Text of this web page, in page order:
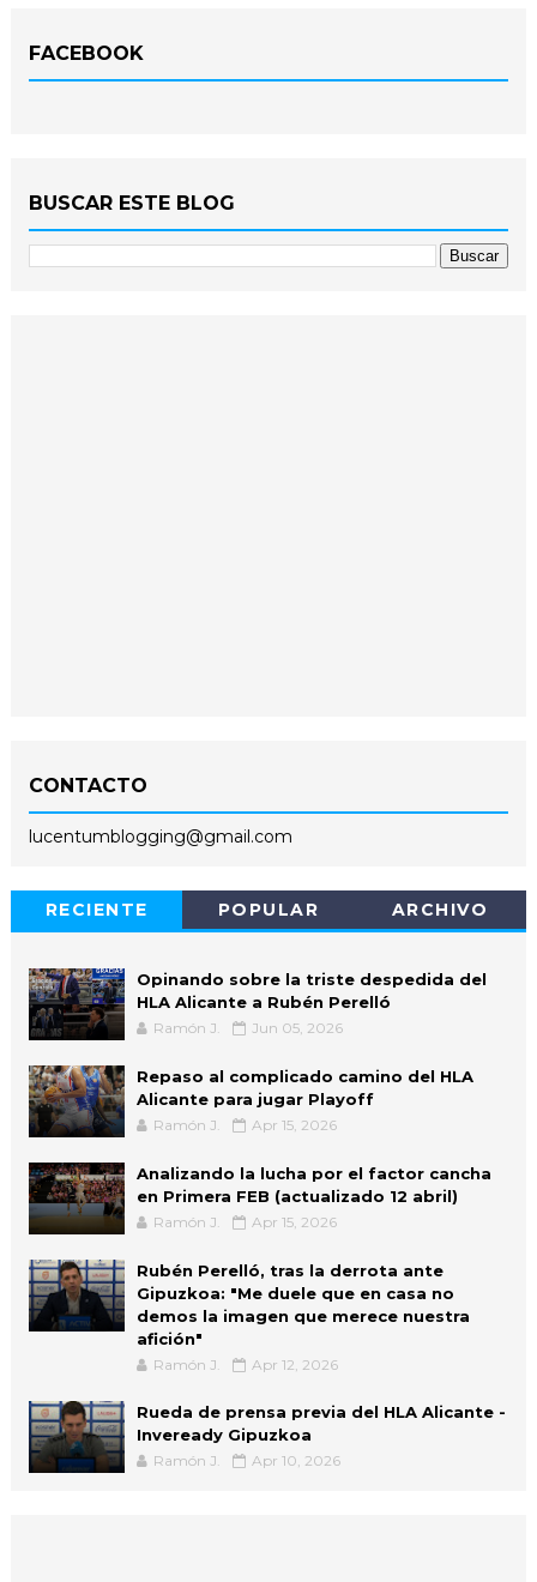
FACEBOOK
BUSCAR ESTE BLOG
CONTACTO
lucentumblogging@gmail.com
RECIENTE POPULAR ARCHIVO
Opinando sobre la triste despedida del
HLA Alicante a Rubén Perelló
Ramón J. Jun 05, 2026
Repaso al complicado camino del HLA
Alicante para jugar Playoff
Ramón J. Apr 15, 2026
Analizando la lucha por el factor cancha
en Primera FEB (actualizado 12 abril)
Ramón J. Apr 15, 2026
Rubén Perelló, tras la derrota ante
Gipuzkoa: "Me duele que en casa no
demos la imagen que merece nuestra
afición"
Ramón J. Apr 12, 2026
Rueda de prensa previa del HLA Alicante -
Inveready Gipuzkoa
Ramón J. Apr 10, 2026